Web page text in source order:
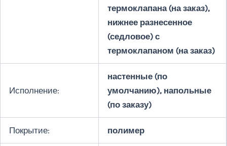
термоклапана (на заказ),
нижнее разнесенное
(седловое) с
термоклапаном (на заказ)
Исполнение:
настенные (по
умолчанию), напольные
(по заказу)
Покрытие: полимер